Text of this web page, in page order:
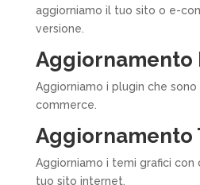
aggiorniamo il tuo sito o e-
versione.
Aggiornamento
Aggiorniamo i plugin che
commerce.
Aggiornamento
Aggiorniamo i temi grafici
tuo sito internet.